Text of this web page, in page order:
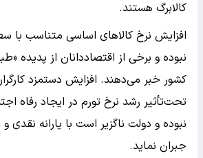
کالابرگ هستند.
افزایش نرخ کالاهای اساسی متناسب با
نبوده و برخی از اقتصاددانان از پدیده
کشور خبر می‌دهند. افزایش دستمزد
تحت‌تأثیر رشد نرخ تورم در ایجاد رفاه
نبوده و دولت ناگزیر است با یارانه نقدی
جبران نماید.